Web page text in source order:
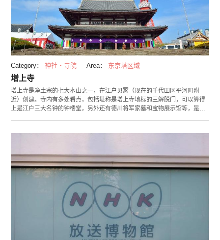
Category： 神社・寺院 Area： 东京塔区域
増上寺
增上寺是净土宗的七大本山之一，在江户贝冢（现在的千代田区平河町附
近）创建。寺内有多处看点，包括堪称是增上寺地标的三解脱门，可以算得
上是江户三大名钟的钟楼堂，另外还有德川将军家墓和宝物展示馆等，是位